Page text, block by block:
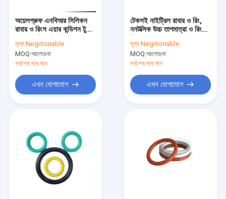
পণ্য
আমাদের সম্পর্কে
কারখানা ভ্রমণ
অয়েলপ্রুফ এনবিআর সিলিকন
রাবার ও রিংস এয়ার কন্ডিশন টুলের
মূল্য:Negitionable
MOQ:আলোচনা
সর্বশেষ দাম পান
এখন যোগাযোগ
টেকসই নাইট্রিল রাবার ও রিং,
ননটক্সিক উচ্চ তাপমাত্রা ও রিং
মূল্য:Negitionable
MOQ:আলোচনা
সর্বশেষ দাম পান
এখন যোগাযোগ